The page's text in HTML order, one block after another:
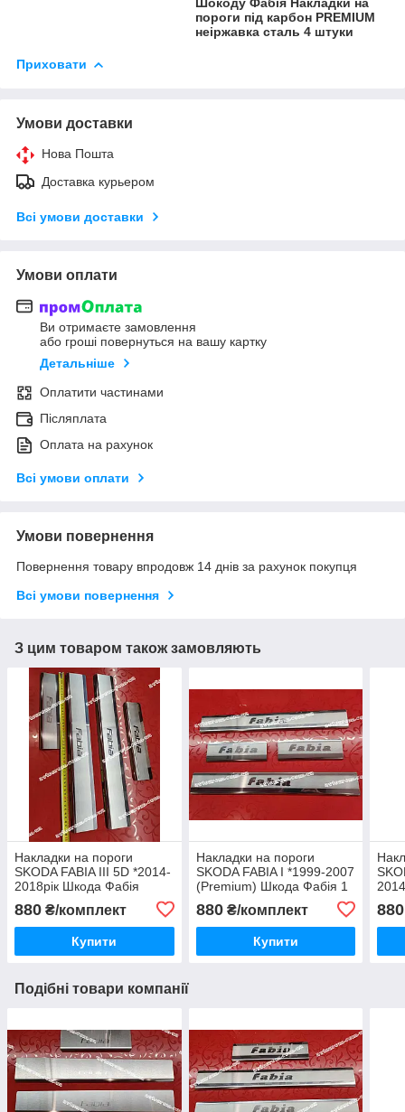
пороги під карбон PREMIUM
неіржавка сталь 4 штуки
Приховати
Умови доставки
Нова Пошта
Доставка курьером
Всі умови доставки
Умови оплати
Ви отримаєте замовлення
або гроші повернуться на вашу картку
Детальніше
Оплатити частинами
Післяплата
Оплата на рахунок
Всі умови оплати
Умови повернення
Повернення товару впродовж 14 днів за рахунок покупця
Всі умови повернення
З цим товаром також замовляють
Накладки на пороги
SKODA FABIA III 5D *2014-
2018рік Шкода Фабія
Преміум комплект НЕРЖ з
логотипом 4 одиниці
880 ₴/комплект
Купити
Накладки на пороги
SKODA FABIA I *1999-2007
(Premium) Шкода Фабія 1
нерж комплект 4одиниці
880₴/комплект
Купити
880
Подібні товари компанії